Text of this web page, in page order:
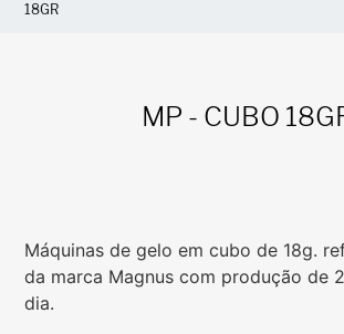
18GR
MP - CUBO
Máquinas de gelo em cubo de 18g.
da marca Magnus com produção de
dia.